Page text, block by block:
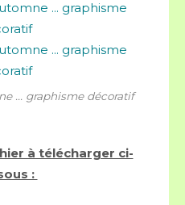
... graphisme décoratif
à télécharger ci-
: